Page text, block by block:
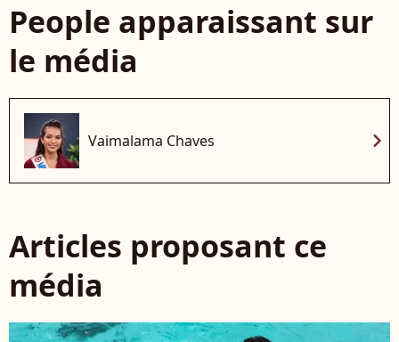
People apparaissant sur
le média
Vaimalama Chaves chevron_right
Articles proposant ce
média